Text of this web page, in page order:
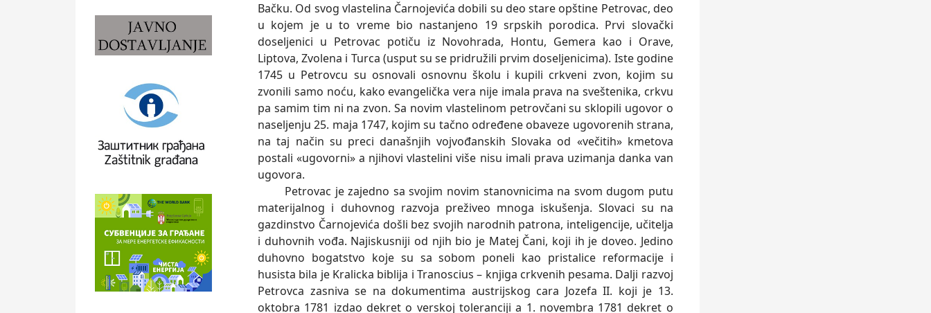
Bačku. Od svog vlastelina Čarnojevića dobili su deo stare opštine Petrovac, deo
u kojem je u to vreme bio nastanjeno 19 srpskih porodica. Prvi slovački
doseljenici u Petrovac potiču iz Novohrada, Hontu, Gemera kao i Orave,
Liptova, Zvolena i Turca (usput su se pridružili prvim doseljenicima). Iste godine
1745 u Petrovcu su osnovali osnovnu školu i kupili crkveni zvon, kojim su
zvonili samo noću, kako evangelička vera nije imala prava na sveštenika, crkvu
pa samim tim ni na zvon. Sa novim vlastelinom petrovčani su sklopili ugovor o
naseljenju 25. maja 1747, kojim su tačno određene obaveze ugovorenih strana,
na taj način su preci današnjih vojvođanskih Slovaka od «večitih» kmetova
postali «ugovorni» a njihovi vlastelini više nisu imali prava uzimanja danka van
ugovora.
Petrovac je zajedno sa svojim novim stanovnicima na svom dugom putu
materijalnog i duhovnog razvoja preživeo mnoga iskušenja. Slovaci su na
gazdinstvo Čarnojevića došli bez svojih narodnih patrona, inteligencije, učitelja
i duhovnih vođa. Najiskusniji od njih bio je Matej Čani, koji ih je doveo. Jedino
duhovno bogatstvo koje su sa sobom poneli kao pristalice reformacije i
husista bila je Kralicka biblija i Tranoscius – knjiga crkvenih pesama. Dalji razvoj
Petrovca zasniva se na dokumentima austrijskog cara Jozefa II. koji je 13.
oktobra 1781 izdao dekret o verskoj toleranciji a 1. novembra 1781 dekret o